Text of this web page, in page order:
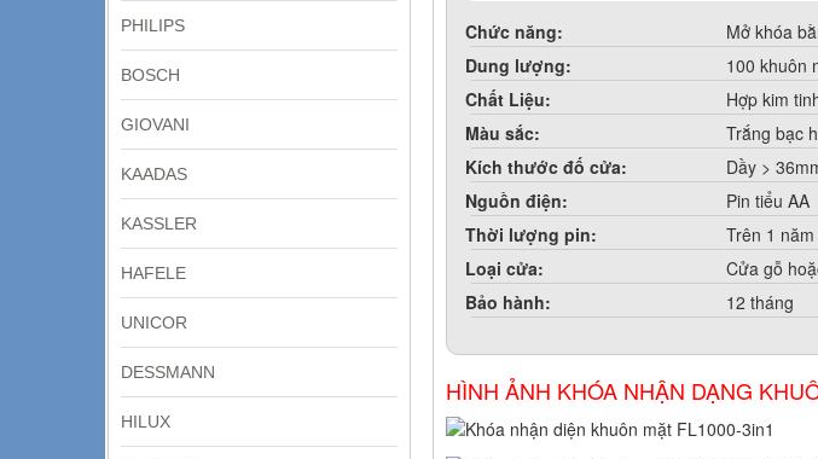
PHILIPS
BOSCH
GIOVANI
KAADAS
KASSLER
HAFELE
UNICOR
DESSMANN
HILUX
Chức năng:
Mở khóa
Dung lượng:
100 khuôn
Chất Liệu:
Hợp kim
Màu sắc:
Trắng bạc
Kích thước đố cửa:
Dầy >
Nguồn điện:
Pin tiểu AA
Thời lượng pin:
Trên 1
Loại cửa:
Cửa gỗ
Bảo hành:
12 tháng
HÌNH ẢNH KHÓA NHẬN DẠNG